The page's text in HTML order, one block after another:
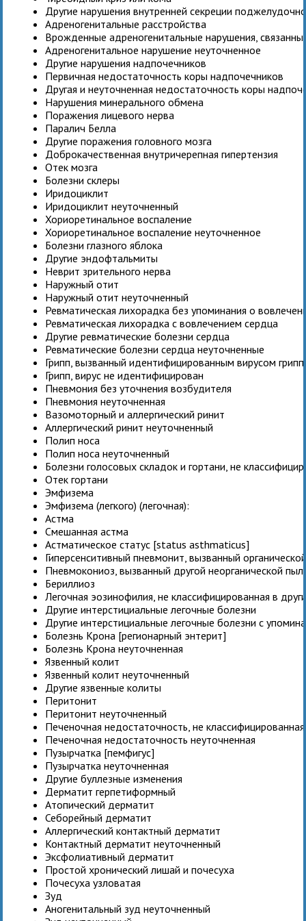
Другие нарушения внутренней секреции
Адреногенитальные расстройства
Врожденные адреногенитальные нарушения,
Адреногенитальное нарушение неуточненное
Другие нарушения надпочечников
Первичная недостаточность коры надпочечников
Другая и неуточненная недостаточность коры
Нарушения минерального обмена
Поражения лицевого нерва
Паралич Белла
Другие поражения головного мозга
Доброкачественная внутричерепная гипертензия
Отек мозга
Болезни склеры
Иридоциклит
Иридоциклит неуточненный
Хориоретинальное воспаление
Хориоретинальное воспаление неуточненное
Болезни глазного яблока
Другие эндофтальмиты
Неврит зрительного нерва
Наружный отит
Наружный отит неуточненный
Ревматическая лихорадка без упоминания о
Ревматическая лихорадка с вовлечением сердца
Другие ревматические болезни сердца
Ревматические болезни сердца неуточненные
Грипп, вызванный идентифицированным вирусом
Грипп, вирус не идентифицирован
Пневмония без уточнения возбудителя
Пневмония неуточненная
Вазомоторный и аллергический ринит
Аллергический ринит неуточненный
Полип носа
Полип носа неуточненный
Болезни голосовых складок и гортани, не
Отек гортани
Эмфизема
Эмфизема (легкого) (легочная):
Астма
Смешанная астма
Астматическое статус [status asthmaticus]
Гиперсенситивный пневмонит, вызванный
Пневмокониоз, вызванный другой неорганической
Бериллиоз
Легочная эозинофилия, не классифицированная в
Другие интерстициальные легочные болезни
Другие интерстициальные легочные болезни с
Болезнь Крона [регионарный энтерит]
Болезнь Крона неуточненная
Язвенный колит
Язвенный колит неуточненный
Другие язвенные колиты
Перитонит
Перитонит неуточненный
Печеночная недостаточность, не
Печеночная недостаточность неуточненная
Пузырчатка [пемфигус]
Пузырчатка неуточненная
Другие буллезные изменения
Дерматит герпетиформный
Атопический дерматит
Себорейный дерматит
Аллергический контактный дерматит
Контактный дерматит неуточненный
Эксфолиативный дерматит
Простой хронический лишай и почесуха
Почесуха узловатая
Зуд
Аногенитальный зуд неуточненный